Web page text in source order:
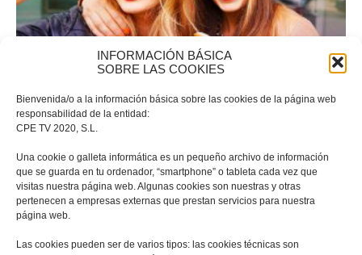
INFORMACIÓN BÁSICA
SOBRE LAS COOKIES
Bienvenida/o a la información básica sobre las cookies de la página web
responsabilidad de la entidad:
CPE TV 2020, S.L.
Una cookie o galleta informática es un pequeño archivo de información
que se guarda en tu ordenador, “smartphone” o tableta cada vez que
visitas nuestra página web. Algunas cookies son nuestras y otras
pertenecen a empresas externas que prestan servicios para nuestra
página web.
Las cookies pueden ser de varios tipos: las cookies técnicas son
Portfolio-04